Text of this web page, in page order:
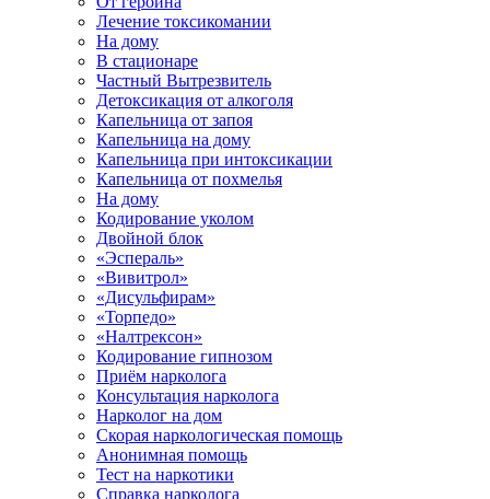
Лечение токсикомании
На дому
В стационаре
Частный Вытрезвитель
Детоксикация от алкоголя
Капельница от запоя
Капельница на дому
Капельница при интоксикации
Капельница от похмелья
На дому
Кодирование уколом
Двойной блок
«Эспераль»
«Вивитрол»
«Дисульфирам»
«Торпедо»
«Налтрексон»
Кодирование гипнозом
Приём нарколога
Консультация нарколога
Нарколог на дом
Скорая наркологическая помощь
Анонимная помощь
Тест на наркотики
Справка нарколога